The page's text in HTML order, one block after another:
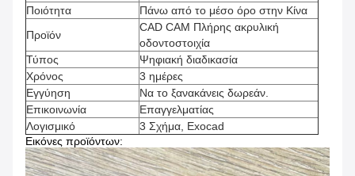
Ποιότητα
Πάνω από το μέσο όρο στην Κίνα
Προϊόν
CAD CAM Πλήρης ακρυλική
οδοντοστοιχία
Τύπος
Ψηφιακή διαδικασία
Χρόνος
3 ημέρες
Εγγύηση
Να το ξανακάνεις δωρεάν.
Επικοινωνία
Επαγγελματίας
Λογισμικό
3 Σχήμα, Exocad
Εικόνες προϊόντων: